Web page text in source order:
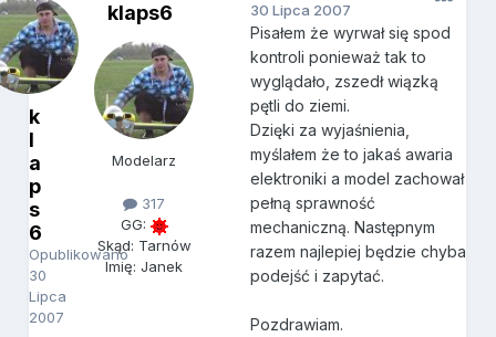
k
l
a
p
s
6
Opublikowano
30
Lipca
2007
klaps6
Modelarz
317
GG:
Skąd: Tarnów
Imię: Janek
30 Lipca 2007
Pisałem że wyrwał się spod
kontroli ponieważ tak to
wyglądało, zszedł wiązką
pętli do ziemi.
Dzięki za wyjaśnienia,
myślałem że to jakaś awaria
elektroniki a model zachował
pełną sprawność
mechaniczną. Następnym
razem najlepiej będzie chyba
podejść i zapytać.
Pozdrawiam.